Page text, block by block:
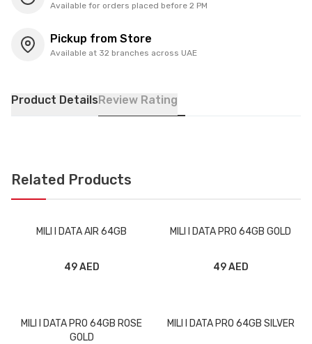
Available for orders placed before 2 PM
Pickup from Store
Available at 32 branches across UAE
Product DetailsReview Rating
Related Products
MILI I DATA AIR 64GB
49 AED
MILI I DATA PRO 64GB GOLD
49 AED
MILI I DATA PRO 64GB ROSE
GOLD
MILI I DATA PRO 64GB SILVER